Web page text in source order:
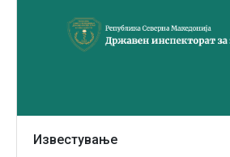
Известување